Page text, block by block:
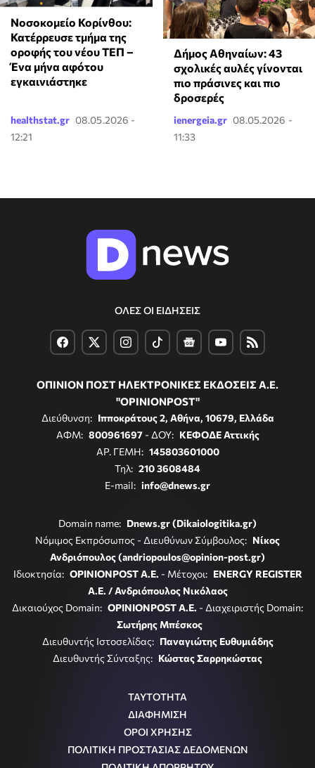
Νοσοκομείο Κορίνθου:
Κατέρρευσε τμήμα της
οροφής του νέου ΤΕΠ –
Ένα μήνα αφότου
εγκαινιάστηκε
healthstat.gr 08.05.2026 -
12:21
Δήμος Αθηναίων: 43
σχολικές αυλές γίνονται
πιο πράσινες και πιο
δροσερές
ienergeia.gr 08.05.2026 -
11:33
ΟΛΕΣ ΟΙ ΕΙΔΗΣΕΙΣ
ΟΠΙΝΙΟΝ ΠΟΣΤ ΗΛΕΚΤΡΟΝΙΚΕΣ ΕΚΔΟΣΕΙΣ Α.Ε.
"OPINIONPOST"
Διεύθυνση: Ιπποκράτους 2, Αθήνα, 10679, Ελλάδα
ΑΦΜ: 800961697- ΔΟΥ: ΚΕΦΟΔΕ Αττικής
ΑΡ. ΓΕΜΗ: 145803601000
Τηλ: 210 3608484
E-mail: info@dnews.gr
Domain name: Dnews.gr (Dikaiologitika.gr)
Νόμιμος Εκπρόσωπος - Διευθύνων Σύμβουλος: Νίκος
Ανδριόπουλος (andriopoulos@opinion-post.gr)
Ιδιοκτησία: OPINIONPOST A.E. - Μέτοχοι: ENERGY REGISTER
Α.Ε. / Ανδριόπουλος Νικόλαος
Δικαιούχος Domain: OPINIONPOST A.E. - Διαχειριστής Domain:
Σωτήρης Μπέσκος
Διευθυντής Ιστοσελίδας: Παναγιώτης Ευθυμιάδης
Διευθυντής Σύνταξης: Κώστας Σαρρηκώστας
ΤΑΥΤΟΤΗΤΑ
ΔΙΑΦΗΜΙΣΗ
ΟΡΟΙ ΧΡΗΣΗΣ
ΠΟΛΙΤΙΚΗ ΠΡΟΣΤΑΣΙΑΣ ΔΕΔΟΜΕΝΩΝ